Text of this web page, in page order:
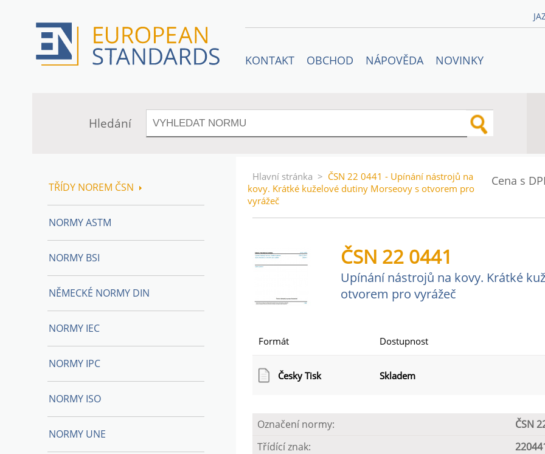
KONTAKT OBCHOD NÁPOVĚDA NOVINKY
Hledání
Cena s
Hlavní stránka > ČSN 22 0441 - Upínání nástrojů na
kovy. Krátké kuželové dutiny Morseovy s otvorem pro
vyrážeč
ČSN 22 0441
Upínání nástrojů na kovy. Krátké
otvorem pro vyrážeč
Formát Dostupnost
Česky Tisk Skladem
Označení normy:
ČSN
Třídící znak:
TŘÍDY NOREM ČSN
NORMY ASTM
NORMY BSI
NĚMECKÉ NORMY DIN
NORMY IEC
NORMY IPC
NORMY ISO
NORMY UNE